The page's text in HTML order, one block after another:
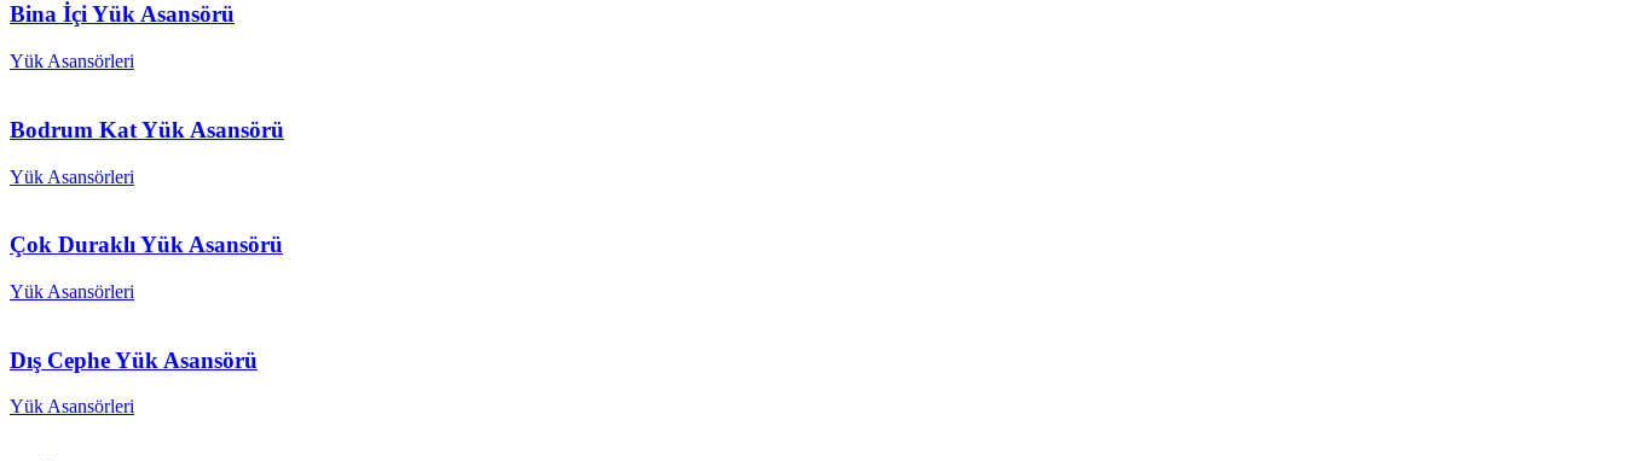
Bina İçi Yük Asansörü
Yük Asansörleri
Bodrum Kat Yük Asansörü
Yük Asansörleri
Çok Duraklı Yük Asansörü
Yük Asansörleri
Dış Cephe Yük Asansörü
Yük Asansörleri